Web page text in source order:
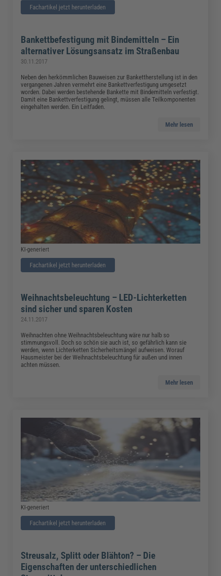
Fachartikel jetzt herunterladen
Bankettbefestigung mit Bindemitteln – Ein
alternativer Lösungsansatz im Straßenbau
30.11.2017
Neben den herkömmlichen Bauweisen zur Bankettherstellung ist in den
vergangenen Jahren vermehrt eine Bankettverfestigung umgesetzt
worden. Dabei werden bestehende Bankette mit Bindemitteln verfestigt.
Damit eine Bankettverfestigung gelingt, müssen alle Teilkomponenten
eingehalten werden. Ein Leitfaden.
Mehr lesen
KI-generiert
Fachartikel jetzt herunterladen
Weihnachtsbeleuchtung – LED-Lichterketten
sind sicher und sparen Kosten
24.11.2017
Weihnachten ohne Weihnachtsbeleuchtung wäre nur halb so
stimmungsvoll. Doch so schön sie auch ist, so gefährlich kann sie
werden, wenn Lichterketten Sicherheitsmängel aufweisen. Worauf
Hausmeister bei der Weihnachtsbeleuchtung für außen und innen
achten müssen.
Mehr lesen
KI-generiert
Fachartikel jetzt herunterladen
Streusalz, Splitt oder Blähton? – Die
Eigenschaften der unterschiedlichen